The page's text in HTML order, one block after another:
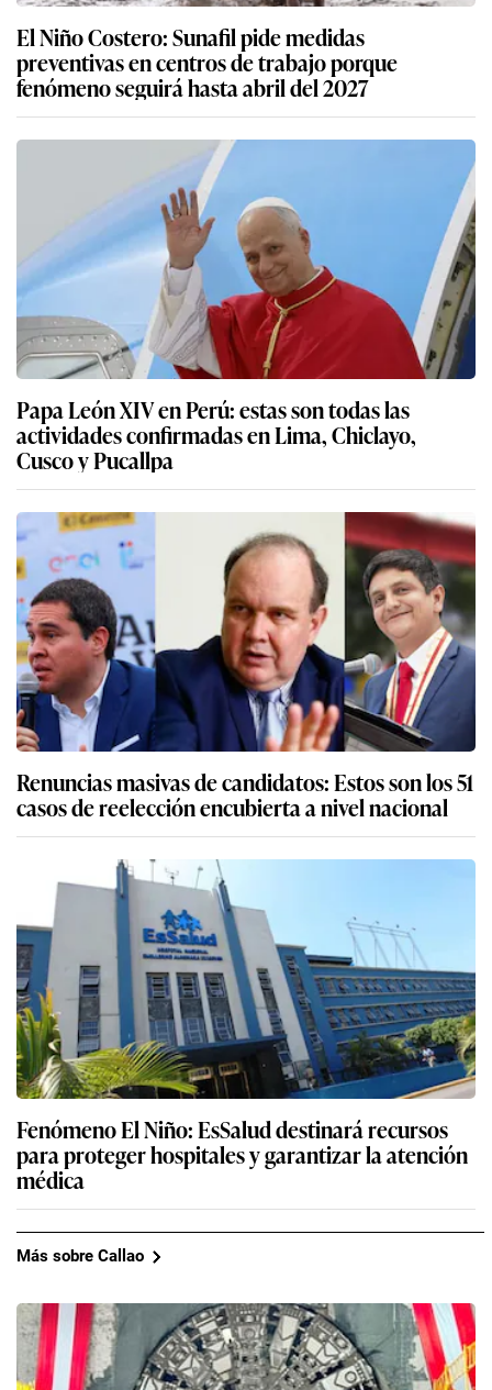
El Niño Costero: Sunafil pide medidas
preventivas en centros de trabajo porque
fenómeno seguirá hasta abril del 2027
Papa León XIV en Perú: estas son todas las
actividades confirmadas en Lima, Chiclayo,
Cusco y Pucallpa
Renuncias masivas de candidatos: Estos son los 51
casos de reelección encubierta a nivel nacional
Fenómeno El Niño: EsSalud destinará recursos
para proteger hospitales y garantizar la atención
médica
Más sobre Callao